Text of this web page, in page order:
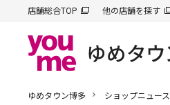
店舗総合TOP 他の店舗を探す
ゆめタウン博多 ショップニュース